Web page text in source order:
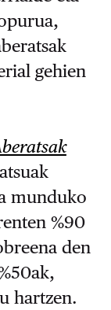
gehien
munduko
%90
den
hartzen.